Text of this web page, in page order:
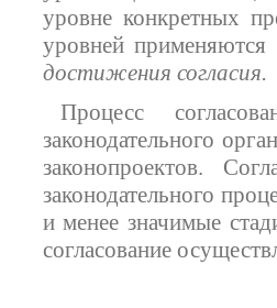
уровне конкретных
уровней применяются
достижения согласия.
Процесс
законодательного
законопроектов.
законодательного
и менее значимые
согласование